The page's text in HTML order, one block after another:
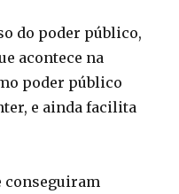
do poder público,
acontece na
poder público
e ainda facilita
conseguiram